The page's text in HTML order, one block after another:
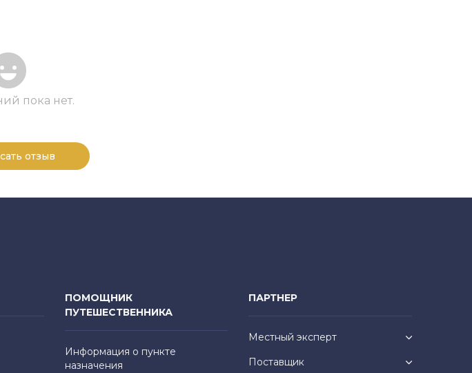
пока нет.
отзыв
ПОМОЩНИК
ПУТЕШЕСТВЕННИКА
Информация о пункте
назначения
ПАРТНЕР
Местный эксперт
Поставщик